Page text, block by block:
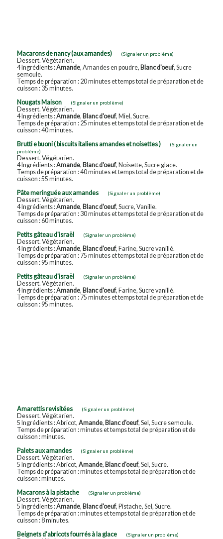
Macarons de nancy (aux amandes) (Signaler un problème)
Dessert. Végétarien.
4 Ingrédients :Amande, Amandes en poudre, Blanc d'oeuf, Sucre
semoule.
Temps de préparation : 20 minutes et temps total de préparation et de
cuisson : 35 minutes.
Nougats Maison
(Signaler un problème)
Dessert. Végétarien.
4 Ingrédients :Amande, Blanc d'oeuf, Miel, Sucre.
Temps de préparation : 25 minutes et temps total de préparation et de
cuisson : 40 minutes.
Brutti e buoni ( biscuits italiens amandes et noisettes )
(Signaler un
problème)
Dessert. Végétarien.
4 Ingrédients :Amande, Blanc d'oeuf, Noisette, Sucre glace.
Temps de préparation : 40 minutes et temps total de préparation et de
cuisson : 55 minutes.
Pâte meringuée aux amandes
(Signaler un problème)
Dessert. Végétarien.
4 Ingrédients :Amande, Blanc d'oeuf, Sucre, Vanille.
Temps de préparation : 30 minutes et temps total de préparation et de
cuisson : 60 minutes.
Petits gâteau d'israël
(Signaler un problème)
Dessert. Végétarien.
4 Ingrédients :Amande, Blanc d'oeuf, Farine, Sucre vanillé.
Temps de préparation : 75 minutes et temps total de préparation et de
cuisson : 95 minutes.
Petits gâteau d'israël
(Signaler un problème)
Dessert. Végétarien.
4 Ingrédients :Amande, Blanc d'oeuf, Farine, Sucre vanillé.
Temps de préparation : 75 minutes et temps total de préparation et de
cuisson : 95 minutes.
Amarettis revisitées (Signaler un problème)
Dessert. Végétarien.
5 Ingrédients : Abricot, Amande, Blanc d'oeuf, Sel, Sucre semoule.
Temps de préparation : minutes et temps total de préparation et de
cuisson : minutes.
Palets aux amandes
(Signaler un problème)
Dessert. Végétarien.
5 Ingrédients : Abricot, Amande, Blanc d'oeuf, Sel, Sucre.
Temps de préparation : minutes et temps total de préparation et de
cuisson : minutes.
Macarons à la pistache
(Signaler un problème)
Dessert. Végétarien.
5 Ingrédients :Amande, Blanc d'oeuf, Pistache, Sel, Sucre.
Temps de préparation : minutes et temps total de préparation et de
cuisson : 8 minutes.
Beignets d'abricots fourrés à la glace
(Signaler un problème)